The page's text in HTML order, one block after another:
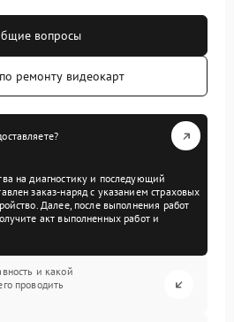
вопросы
ремонту видеокарт
на диагностику и последующий
заказ-наряд с указанием страховых
Далее, после выполнения работ
акт выполненных работ и
и какой
проводить